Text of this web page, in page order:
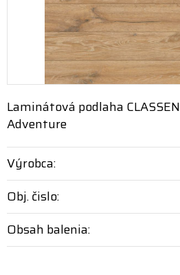
Laminátová podlaha CLASSEN
Adventure
Výrobca:
Obj. čislo:
Obsah balenia: